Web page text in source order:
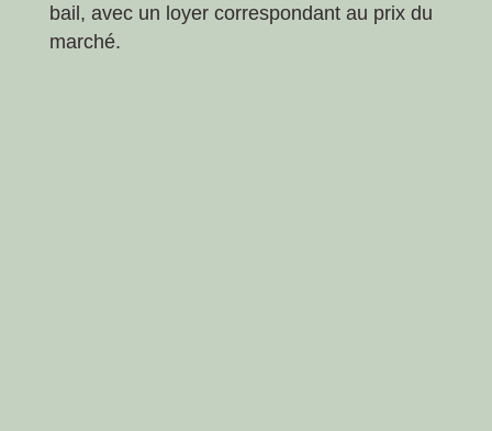
bail, avec un loyer correspondant au prix du
marché.